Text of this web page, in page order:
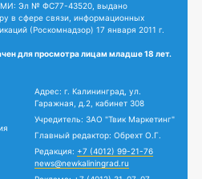
Эл № ФС77-43520, выдано
в сфере связи, информационных
(Роскомнадзор) 17 января 2011 г.
для просмотра лицам младше 18 лет.
Адрес: г. Калининград, ул.
Гаражная, д.2, кабинет 308
Учредитель: ЗАО "Твик Маркетинг"
Главный редактор: Обрехт О.Г.
Редакция: +7 (4012) 99-21-76
news@newkaliningrad.ru